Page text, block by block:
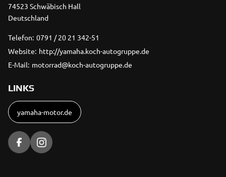
74523 Schwäbisch Hall
Deutschland
Telefon: 0791 / 20 21 342-51
Website: http://yamaha.koch-autogruppe.de
E-Mail: motorrad@koch-autogruppe.de
LINKS
yamaha-motor.de